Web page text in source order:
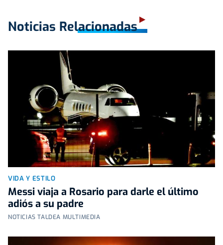
Noticias Relacionadas
VIDA Y ESTILO
Messi viaja a Rosario para darle el último
adiós a su padre
NOTICIAS TALDEA MULTIMEDIA